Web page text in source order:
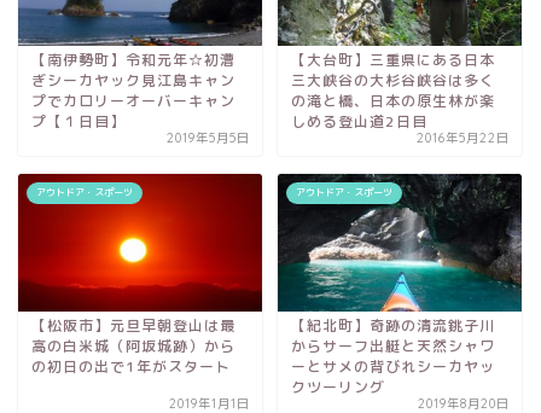
【南伊勢町】令和元年☆初漕
ぎシーカヤック見江島キャン
プでカロリーオーバーキャン
プ【１日目】
2019年5月5日
【大台町】三重県にある日本
三大峡谷の大杉谷峡谷は多く
の滝と橋、日本の原生林が楽
しめる登山道2日目
2016年5月22日
アウトドア・スポーツ
【松阪市】元旦早朝登山は最
高の白米城（阿坂城跡）から
の初日の出で1年がスタート
2019年1月1日
アウトドア・スポーツ
【紀北町】奇跡の清流銚子川
からサーフ出艇と天然シャワ
ーとサメの背びれシーカヤッ
クツーリング
2019年8月20日